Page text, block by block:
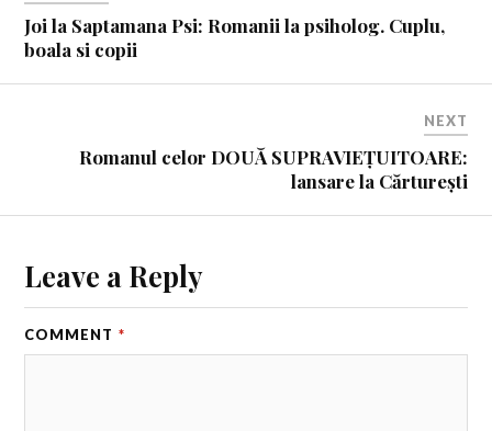
Joi la Saptamana Psi: Romanii la psiholog. Cuplu,
boala si copii
NEXT
Romanul celor DOUĂ SUPRAVIEȚUITOARE:
lansare la Cărturești
Leave a Reply
COMMENT *